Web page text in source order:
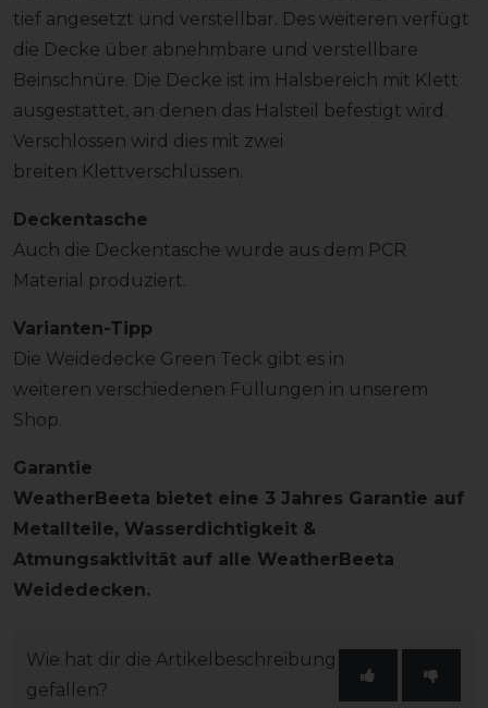
tief angesetzt und verstellbar. Des weiteren verfügt
die Decke über abnehmbare und verstellbare
Beinschnüre. Die Decke ist im Halsbereich mit Klett
ausgestattet, an denen das Halsteil befestigt wird.
Verschlossen wird dies mit zwei
breiten Klettverschlüssen.
Deckentasche
Auch die Deckentasche wurde aus dem PCR
Material produziert.
Varianten-Tipp
Die Weidedecke Green Teck gibt es in
weiteren verschiedenen Füllungen in unserem
Shop.
Garantie
WeatherBeeta bietet eine 3 Jahres Garantie auf
Metallteile, Wasserdichtigkeit &
Atmungsaktivität auf alle WeatherBeeta
Weidedecken.
Wie hat dir die Artikelbeschreibung
gefallen?